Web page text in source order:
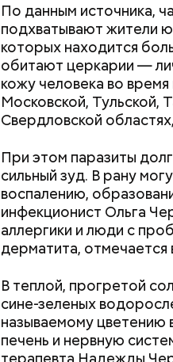
По данным источника,
подхватывают жители
которых находится
обитают церкарии —
кожу человека во
Московской, Тульской,
Свердловской
При этом паразиты
сильный зуд. В рану
воспалению,
инфекционист Ольга
аллергики и люди с
дерматита, отмечается
В теплой, прогретой
сине-зеленых
называемому
печень и нервную
День воздушных
День «Счастье
День малины со
сочетания этой ягоды
только малину со
ингредиентов. Их можно
самостоятельно
Разрыв в
обстоят
труда в